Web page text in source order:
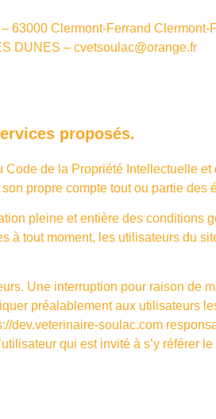
63000 Clermont-Ferrand Clermont-
DUNES – cvetsoulac@orange.fr
proposés.
de la Propriété Intellectuelle
propre compte tout ou partie des
pleine et entière des conditions
à tout moment, les utilisateurs du
Une interruption pour raison de
préalablement aux utilisateurs
dev.veterinaire-soulac.com
qui est invité à s’y référer